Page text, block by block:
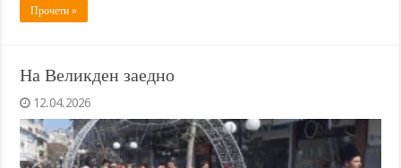
Прочети »
На Великден заедно
12.04.2026